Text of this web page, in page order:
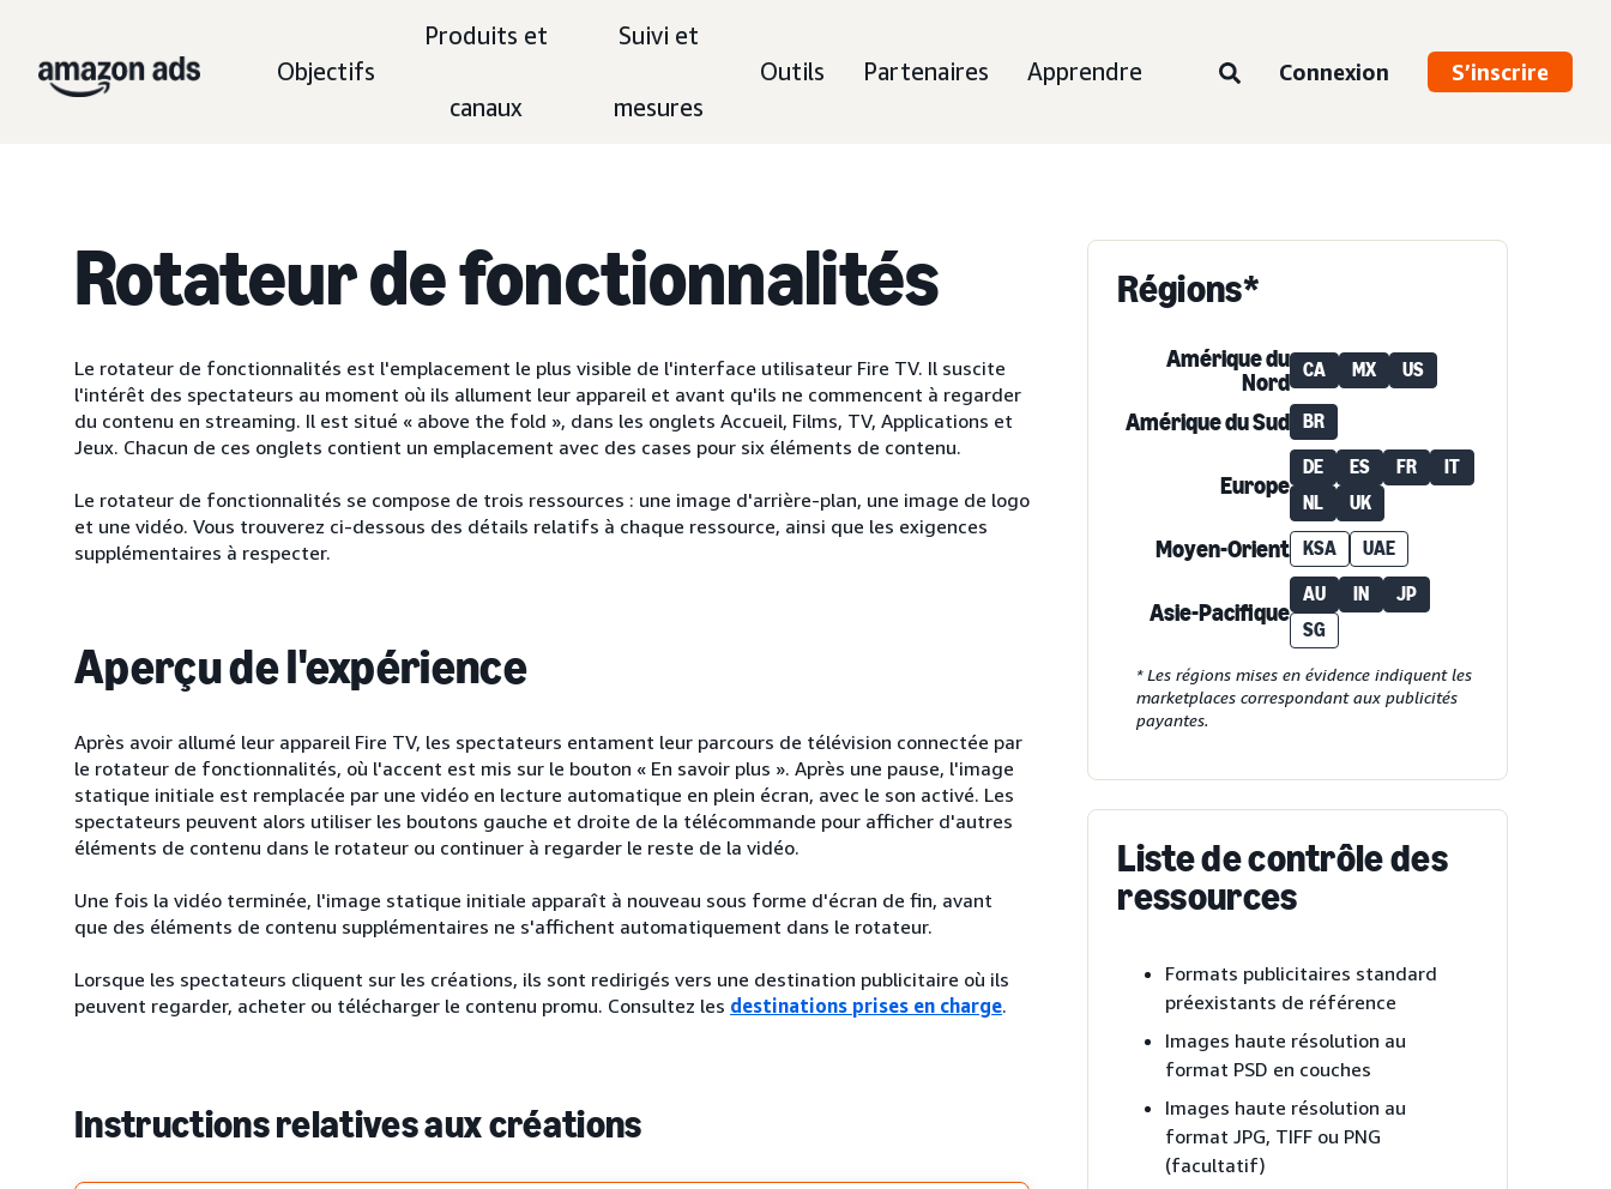
Objectifs
Produits et
canaux
Suivi et
mesures
Outils Partenaires Apprendre Connexion S’inscrire
Rotateur de fonctionnalités
Le rotateur de fonctionnalités est l'emplacement le plus visible de l'interface utilisateur Fire TV. Il suscite
l'intérêt des spectateurs au moment où ils allument leur appareil et avant qu'ils ne commencent à regarder
du contenu en streaming. Il est situé « above the fold », dans les onglets Accueil, Films, TV, Applications et
Jeux. Chacun de ces onglets contient un emplacement avec des cases pour six éléments de contenu.
Le rotateur de fonctionnalités se compose de trois ressources : une image d'arrière-plan, une image de logo
et une vidéo. Vous trouverez ci-dessous des détails relatifs à chaque ressource, ainsi que les exigences
supplémentaires à respecter.
Aperçu de l'expérience
Après avoir allumé leur appareil Fire TV, les spectateurs entament leur parcours de télévision connectée par
le rotateur de fonctionnalités, où l'accent est mis sur le bouton « En savoir plus ». Après une pause, l'image
statique initiale est remplacée par une vidéo en lecture automatique en plein écran, avec le son activé. Les
spectateurs peuvent alors utiliser les boutons gauche et droite de la télécommande pour afficher d'autres
éléments de contenu dans le rotateur ou continuer à regarder le reste de la vidéo.
Une fois la vidéo terminée, l'image statique initiale apparaît à nouveau sous forme d'écran de fin, avant
que des éléments de contenu supplémentaires ne s'affichent automatiquement dans le rotateur.
Lorsque les spectateurs cliquent sur les créations, ils sont redirigés vers une destination publicitaire où ils
peuvent regarder, acheter ou télécharger le contenu promu. Consultez les destinations prises en charge.
Instructions relatives aux créations
Régions*
Amérique du
Nord CA MX US
Amérique du Sud BR
Europe
DE ES FR
IT
NL
UK
Moyen-Orient KSA UAE
Asie-Pacifique
AU IN
JP
SG
* Les régions mises en évidence indiquent les
marketplaces correspondant aux publicités
payantes.
Liste de contrôle des
ressources
Formats publicitaires standard
préexistants de référence
Images haute résolution au
format PSD en couches
Images haute résolution au
format JPG, TIFF ou PNG
(facultatif)